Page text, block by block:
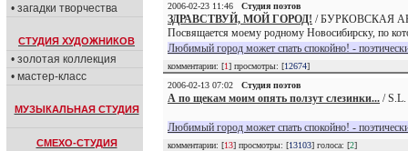
• загадки творчества
СТУДИЯ ХУДОЖНИКОВ
• золотая коллекция
• мастер-класс
МУЗЫКАЛЬНАЯ СТУДИЯ
СМЕХО-СТУДИЯ
2006-02-23 11:46
Студия поэтов
ЗДРАВСТВУЙ, МОЙ ГОРОД! / БУРКОВСКАЯ
Посвящается моему родному Новосибирску, по
Любимый город может спать спокойно! -
комментарии: [1] просмотры: [12674]
2006-02-13 07:02
Студия поэтов
А по щекам моим опять ползут слезинки... /
Любимый город может спать спокойно! -
комментарии: [13] просмотры: [13103] голоса: [2]